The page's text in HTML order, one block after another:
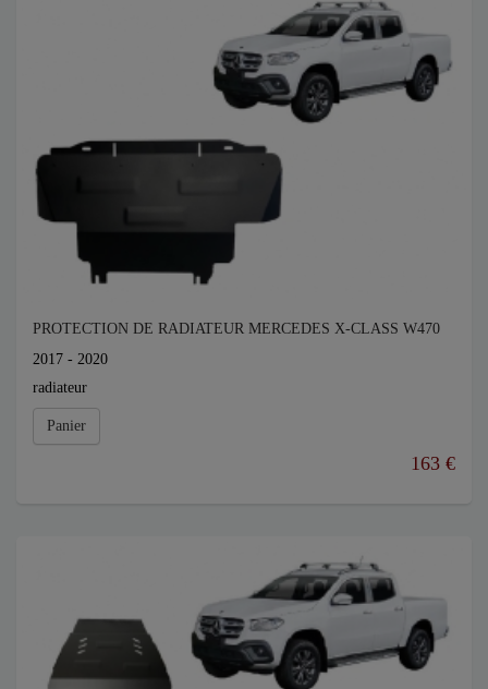
PROTECTION DE RADIATEUR MERCEDES X-CLASS W470
2017 - 2020
radiateur
Panier
163 €